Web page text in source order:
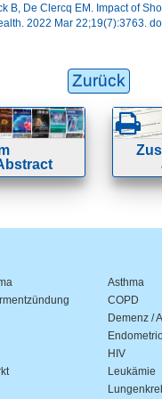
B, De Clercq EM. Impact of
2022 Mar 22;19(7):3763.
Zurück
Asthma
COPD
Demenz /
HIV
Leukämie